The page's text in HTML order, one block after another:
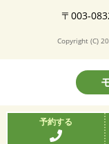
〒003-
Copyright (C)
予約する